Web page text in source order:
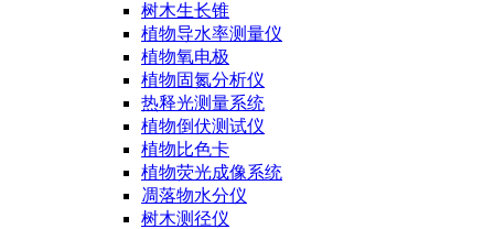
树木生长锥
植物导水率测量仪
植物氧电极
植物固氮分析仪
热释光测量系统
植物倒伏测试仪
植物比色卡
植物荧光成像系统
凋落物水分仪
树木测径仪